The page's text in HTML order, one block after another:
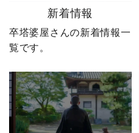
何ですか？ぜひコメント
で教えてください！ 「い
いね」「保存」「フォロ
ー」も励みになります。
ーーーーーー 創業明治15
年｜卒塔婆専門メーカー
東京・日の出町を拠点
に、全国6,000以上のお寺
とお取引する、 お寺のこ
新着情報
卒塔婆屋さんの新着情報一
覧です。